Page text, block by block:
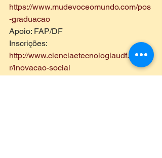
https://www.mudevoceomundo.com/pos
-graduacao
Apoio: FAP/DF
Inscrições:
http://www.cienciaetecnologiaudf.com.b
r/inovacao-social